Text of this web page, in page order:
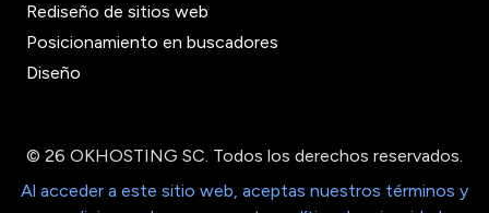
Rediseño de sitios web
Posicionamiento en buscadores
Diseño
© 26 OKHOSTING SC. Todos los derechos reservados.
Al acceder a este sitio web, aceptas nuestros términos y